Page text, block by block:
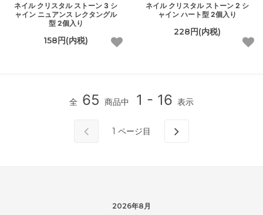
ネイル クリスタル ストーン 3 シ
ャイン ニュアンス レクタングル
型 2個入り
158円(内税)
ネイル クリスタル ストーン 2 シ
ャイン ハート型 2個入り
228円(内税)
全 65 商品中 1 - 16 表示
1 ページ目
2026年8月